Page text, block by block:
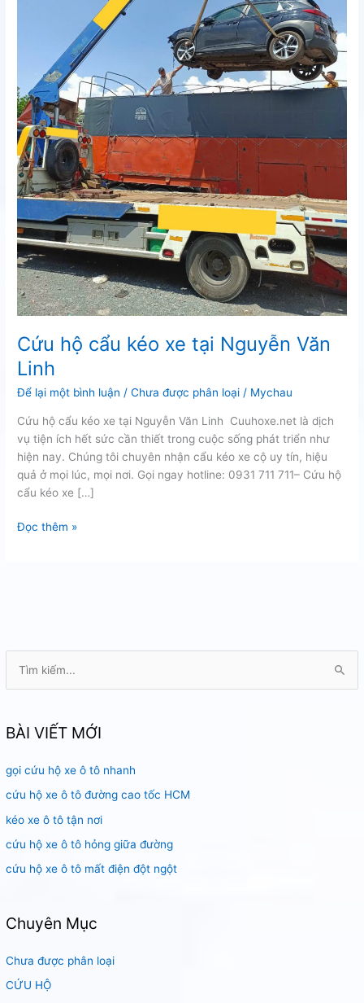
k
ế
m
:
BÀI VIẾT MỚI
gọi cứu hộ xe ô tô nhanh
cứu hộ xe ô tô đường cao tốc HCM
kéo xe ô tô tận nơi
cứu hộ xe ô tô hỏng giữa đường
cứu hộ xe ô tô mất điện đột ngột
Chuyên Mục
Chưa được phân loại
CỨU HỘ
Cứu hộ cẩu kéo xe tại Nguyễn Văn
Linh
Để lại một bình luận /Chưa được phân loại / Mychau
Cứu hộ cẩu kéo xe tại Nguyễn Văn Linh Cuuhoxe.net là dịch
vụ tiện ích hết sức cần thiết trong cuộc sống phát triển như
hiện nay. Chúng tôi chuyên nhận cẩu kéo xe cộ uy tín, hiệu
quả ở mọi lúc, mọi nơi. Gọi ngay hotline: 0931 711 711– Cứu hộ
cẩu kéo xe […]
Cứu
Văn
Linh
Đọc thêm »